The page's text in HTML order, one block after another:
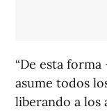
“De esta
asume todos
liberando a los